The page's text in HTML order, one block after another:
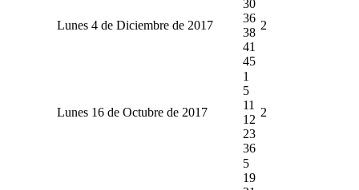
Lunes 4 de Diciembre de 2017
30
36
38
41
45
2
Lunes 16 de Octubre de 2017
1
5
11
12
23
36
2
5
19